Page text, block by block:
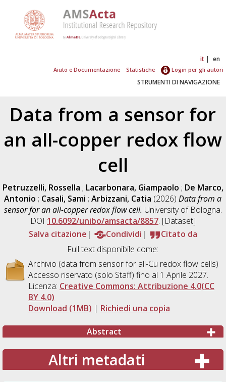
it en
Aiuto e Documentazione Statistiche Login per gli autori
STRUMENTI DI NAVIGAZIONE
Data from a sensor for
an all-copper redox flow
cell
Petruzzelli, Rossella ; Lacarbonara, Giampaolo ; De Marco,
Antonio ; Casali, Sami ;Arbizzani, Catia (2026)Data from a
sensor for an all-copper redox flow cell. University of Bologna.
DOI 10.6092/unibo/amsacta/8857. [Dataset]
Salva citazione
Condividi
Citato da
Full text disponibile come:
Archivio (data from sensor for all-Cu redox flow cells)
Accesso riservato (solo Staff) fino al 1 Aprile 2027.
Licenza: Creative Commons: Attribuzione 4.0(CC
BY 4.0)
Download (1MB) | Richiedi una copia
Abstract
Altri metadati